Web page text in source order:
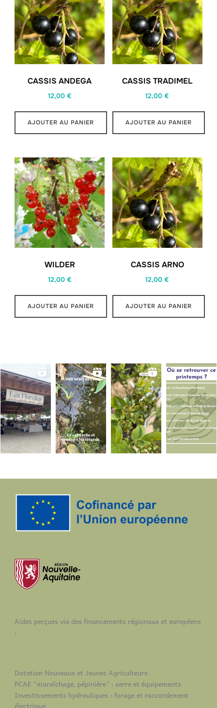
CASSIS ANDEGA
12,00 €
AJOUTER AU PANIER
CASSIS TRADIMEL
12,00€
AJOUTER AU PANIER
WILDER
12,00 €
AJOUTER AU PANIER
CASSIS ARNO
12,00€
AJOUTER AU PANIER
Aides perçues via des financements régionaux et européens
:
Dotation Nouveaux et Jeunes Agriculteurs
PCAE "maraîchage, pépinière" : serre et équipements
Investissements hydrauliques : forage et raccordement
électrique